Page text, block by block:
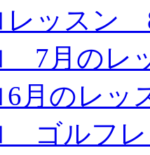
レッスン
7月のレ
月のレッ
ゴルフ